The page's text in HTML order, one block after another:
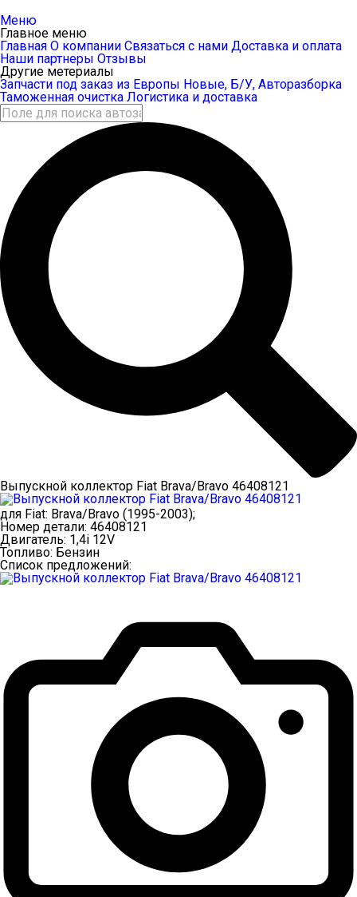
Меню
Главное меню
Главная О компании Связаться с нами Доставка и оплата
Наши партнеры Отзывы
Другие метериалы
Запчасти под заказ из Европы Новые, Б/У, Авторазборка
Таможенная очистка Логистика и доставка
Выпускной коллектор Fiat Brava/Bravo 46408121
для Fiat: Brava/Bravo (1995-2003);
Номер детали: 46408121
Двигатель: 1,4i 12V
Топливо: Бензин
Список предложений: